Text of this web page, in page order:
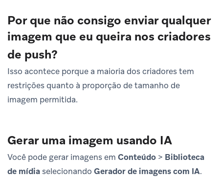
Por que não consigo enviar qualquer
imagem que eu queira nos criadores
de push?
Isso acontece porque a maioria dos criadores tem
restrições quanto à proporção de tamanho de
imagem permitida.
Gerar uma imagem usando IA
Você pode gerar imagens em Conteúdo > Biblioteca
de mídiaselecionando Gerador de imagens com IA.